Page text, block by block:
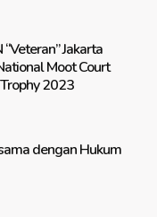
Jakarta
Moot Court
2023
dengan Hukum